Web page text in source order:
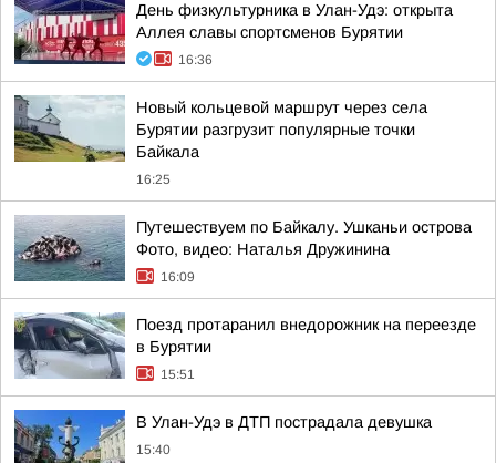
День физкультурника в Улан-Удэ: открыта
Аллея славы спортсменов Бурятии
16:36
Новый кольцевой маршрут через села
Бурятии разгрузит популярные точки
Байкала
16:25
Путешествуем по Байкалу. Ушканьи острова
Фото, видео: Наталья Дружинина
16:09
Поезд протаранил внедорожник на переезде
в Бурятии
15:51
В Улан-Удэ в ДТП пострадала девушка
15:40